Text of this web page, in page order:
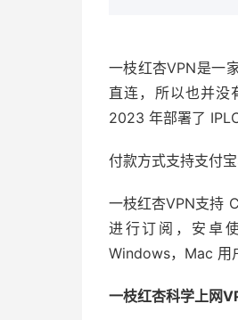
一枝红杏VPN是一
直连，所以也并
2023 年部署了
付款方式支持支付
一枝红杏VPN支持
进行订阅，安卓
Windows，Mac 用
一枝红杏科学上网